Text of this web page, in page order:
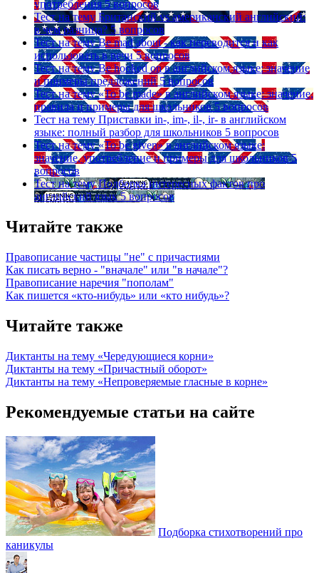
употребления 5 вопросов
Тест на тему Британский vs американский английский:
в чем разница? 5 вопросов
Тест на тему Be mad about - как переводится и как
использовать в речи 5 вопросов
Тест на тему Be hooked on в английском языке: значение
и примеры предложений 5 вопросов
Тест на тему «To be made» в английском языке: значение,
правила и примеры для школьников 5 вопросов
Тест на тему Приставки in-, im-, il-, ir- в английском
языке: полный разбор для школьников 5 вопросов
Тест на тему «To be given» в английском языке:
значение, употребление и примеры для школьников 5
вопросов
Тест на тему Подборка интересных фактов про
английский язык 5 вопросов
Читайте также
Правописание частицы "не" с причастиями
Как писать верно - "вначале" или "в начале"?
Правописание наречия "пополам"
Как пишется «кто-нибудь» или «кто нибудь»?
Читайте также
Диктанты на тему «Чередующиеся корни»
Диктанты на тему «Причастный оборот»
Диктанты на тему «Непроверяемые гласные в корне»
Рекомендуемые статьи на сайте
Подборка стихотворений про
каникулы